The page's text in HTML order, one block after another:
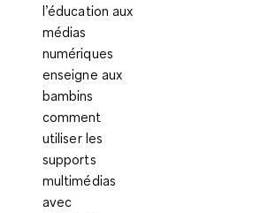
l’éducation aux
médias
numériques
enseigne aux
bambins
comment
utiliser les
supports
multimédias
avec